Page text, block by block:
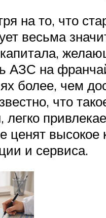
на то, что
весьма
капитала,
АЗС на
более, чем
что
легко
ценят высокое
и сервиса.